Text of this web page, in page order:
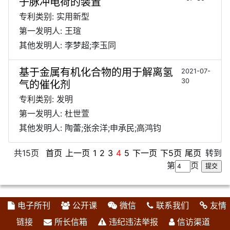
专利类别: 实用新型
第一发明人: 王瑄
其他发明人: 李梦超;李玉同
基于金属有机化合物的用于解离氢
气的催化剂
2021-07-
30
专利类别: 发明
第一发明人: 杜世萱
其他发明人: 陶蕾;张余洋;申承民;高鸿钧
共15页 首页 上一页 1 2 3 4 5 下一页 下5页 尾页 转到
第
页
电子所刊 公开课 微信 联系我们
友情
链接
所长信箱 违纪违法举报 信访渠道